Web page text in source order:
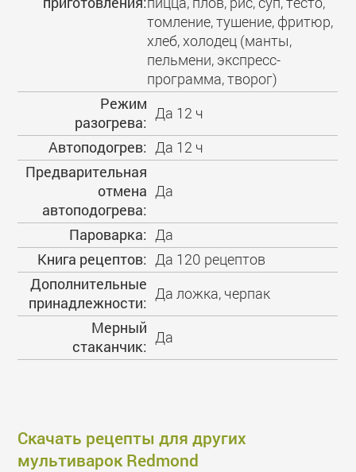
томление, тушение, фритюр,
хлеб, холодец (манты,
пельмени, экспресс-
программа, творог)
Режим
разогрева:
Да 12 ч
Автоподогрев: Да 12 ч
Предварительная
отмена
автоподогрева:
Да
Пароварка: Да
Книга рецептов: Да 120 рецептов
Дополнительные
принадлежности:
Да ложка, черпак
Мерный
стаканчик:
Да
Скачать рецепты для других
мультиварок Redmond